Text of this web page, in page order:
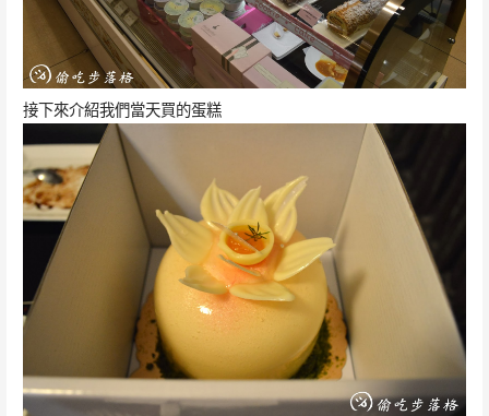
接下來介紹我們當天買的蛋糕